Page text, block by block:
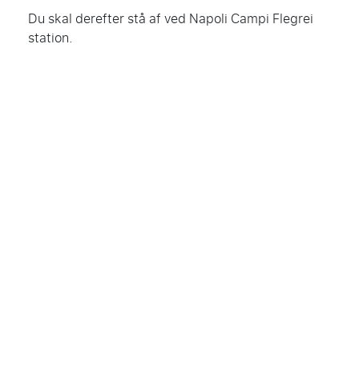
Du skal derefter stå af ved Napoli Campi Flegrei
station.